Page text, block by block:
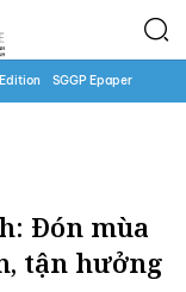
SGGP Epaper
Đón mùa
tận hưởng